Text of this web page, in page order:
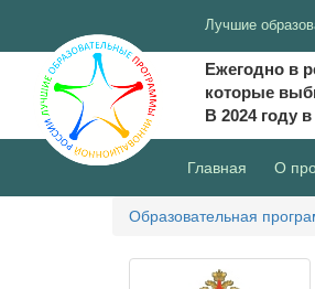
Лучшие
Ежегодно в
которые
В 2024 году
Главная О
Образовательная